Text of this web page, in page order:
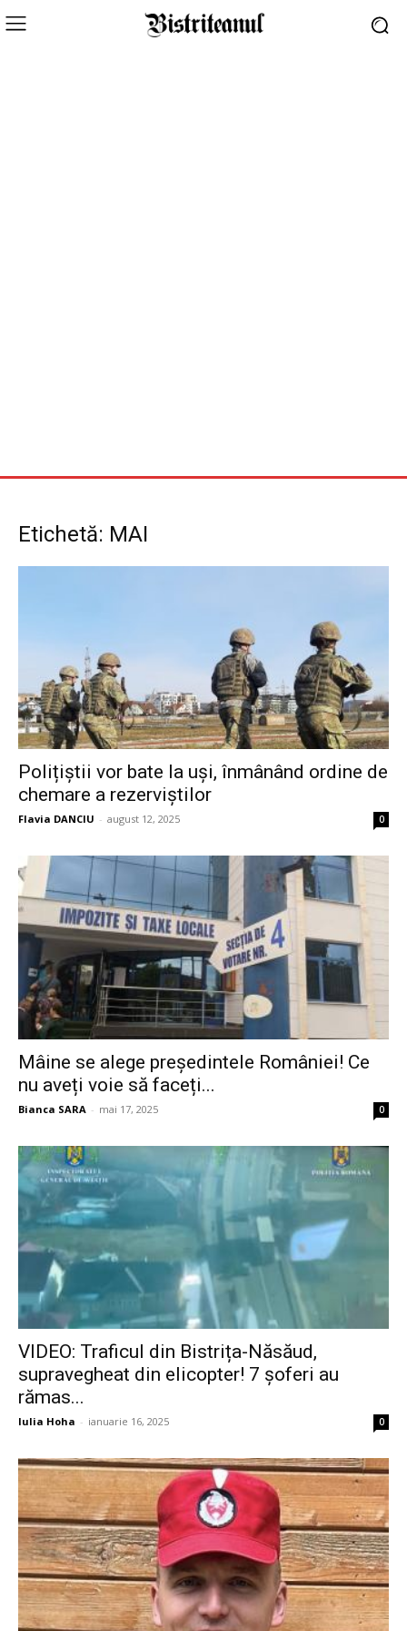
Etichetă: MAI
Polițiștii vor bate la uși, înmânând ordine de
chemare a rezerviștilor
Flavia DANCIU - august 12, 2025 0
Mâine se alege președintele României! Ce
nu aveți voie să faceți...
Bianca SARA - mai 17, 2025 0
VIDEO: Traficul din Bistrița-Năsăud,
supravegheat din elicopter! 7 șoferi au
rămas...
Iulia Hoha - ianuarie 16, 2025 0